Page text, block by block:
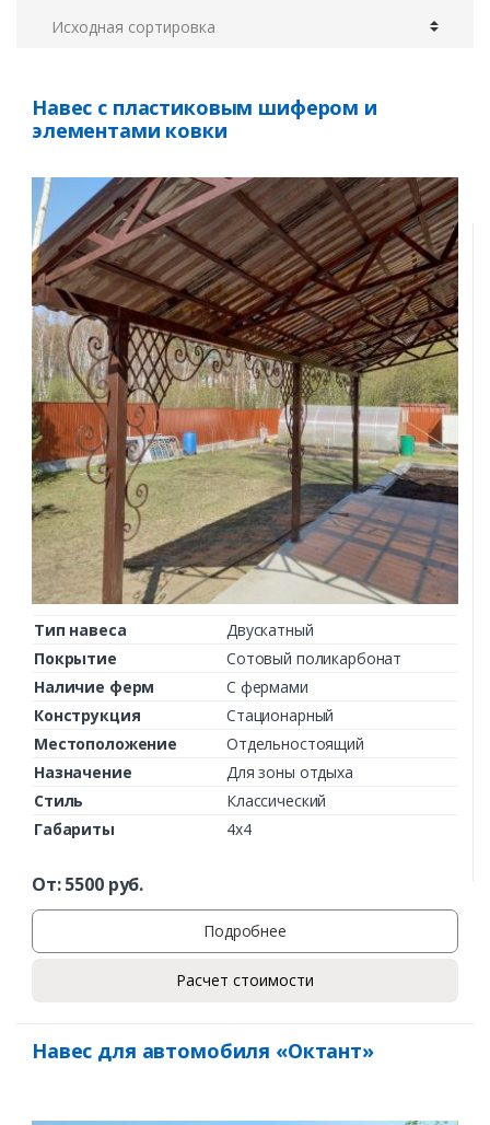
Навес с пластиковым шифером и
элементами ковки
Тип навеса
Двускатный
Покрытие
Сотовый поликарбонат
Наличие ферм
С фермами
Конструкция
Стационарный
Местоположение
Отдельностоящий
Назначение
Для зоны отдыха
Стиль
Классический
Габариты
4х4
От:5500руб.
Подробнее
Расчет стоимости
Навес для автомобиля «Октант»